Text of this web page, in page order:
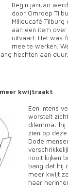
Begin januari
door Omroep
Milieucafé Tilburg
aan een item
uitvaart. Het was
mee te werken.
hechten aan
kwijtraakt
Een intens
worstelt
dilemma: hij
zien op
Dode
nooit kijken
bang dat hij
meer kwijt
haar